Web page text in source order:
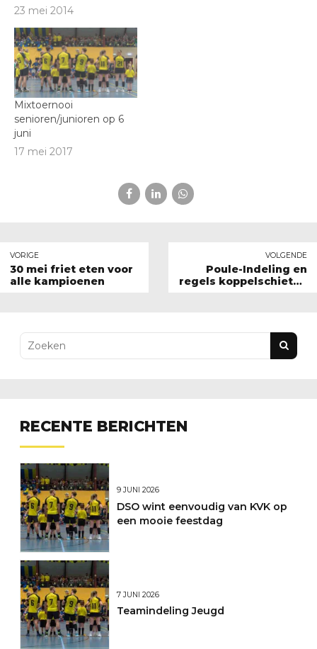
23 mei 2014
Mixtoernooi
senioren/junioren op 6
juni
17 mei 2017
VORIGE
30 mei friet eten voor
alle kampioenen
VOLGENDE
Poule-Indeling en
regels koppelschieten
RECENTE BERICHTEN
9 JUNI 2026
DSO wint eenvoudig van KVK op
een mooie feestdag
7 JUNI 2026
Teamindeling Jeugd